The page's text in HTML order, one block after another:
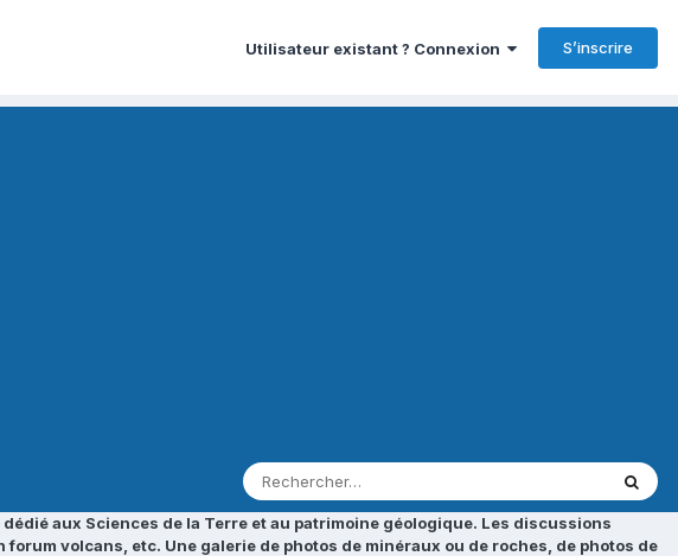
Utilisateur existant ? Connexion S’inscrire
aux Sciences de la Terre et au patrimoine géologique. Les discussions
volcans, etc. Une galerie de photos de minéraux ou de roches, de photos de